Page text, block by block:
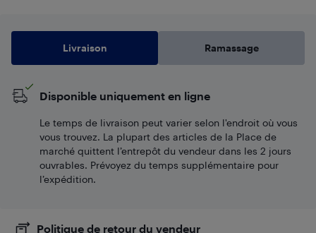
Livraison Ramassage
Disponible uniquement en ligne
Le temps de livraison peut varier selon l'endroit où vous
vous trouvez. La plupart des articles de la Place de
marché quittent l’entrepôt du vendeur dans les 2 jours
ouvrables. Prévoyez du temps supplémentaire pour
l’expédition.
Politique de retour du vendeur